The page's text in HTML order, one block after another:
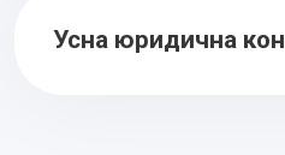
Усна юридична